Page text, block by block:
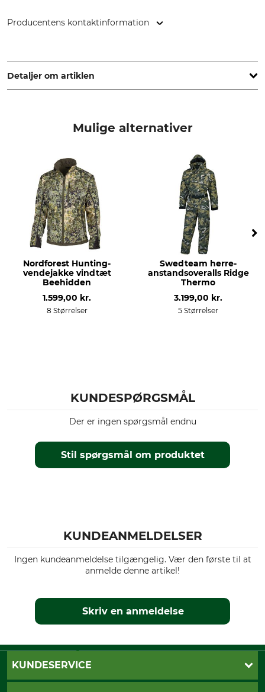
Producentens kontaktinformation
Denmark, www.harkila.com
Detaljer om artiklen
87% Polyester
13% Polyacryl
100% Polyester
Forstærkning
100% Polyester
30 °C nem at pleje
Blegning
Må ikke bleges
Tør ikke i tørretumbleren
Strygning
Må ikke stryges
Professionel tekstilpleje
Ikke rørrensning
Åndbarhed
Egenskaber
Pasform
slim
vindafvisende
farve
axis msp quantum
Tøjstørrelse
Mulige alternativer
Nordforest Hunting-
vendejakke vindtæt
Beehidden
1.599,00 kr.
8 Størrelser
Swedteam herre-
anstandsoveralls Ridge
Thermo
3.199,00 kr.
5 Størrelser
KUNDESPØRGSMÅL
Stil spørgsmål om produktet
Der er ingen spørgsmål endnu
KUNDEANMELDELSER
Ingen kundeanmeldelse tilgængelig. Vær den første til at
anmelde denne artikel!
Skriv en anmeldelse
KUNDESERVICE